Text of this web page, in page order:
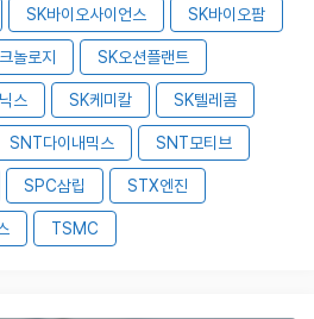
SK바이오사이언스 SK바이오팜
놀로지 SK오션플랜트
스 SK케미칼 SK텔레콤
SNT다이내믹스 SNT모티브
SPC삼립 STX엔진
TSMC